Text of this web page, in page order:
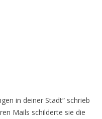
in deiner Stadt“ schrieb
Mails schilderte sie die